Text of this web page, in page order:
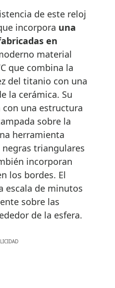
de este reloj
incorpora una
en
material
que combina la
del titanio con una
la cerámica. Su
con una estructura
sobre la
herramienta
negras triangulares
incorporan
los bordes. El
escala de minutos
sobre las
de la esfera.